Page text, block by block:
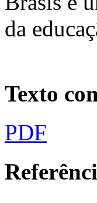
da
Texto
PDF